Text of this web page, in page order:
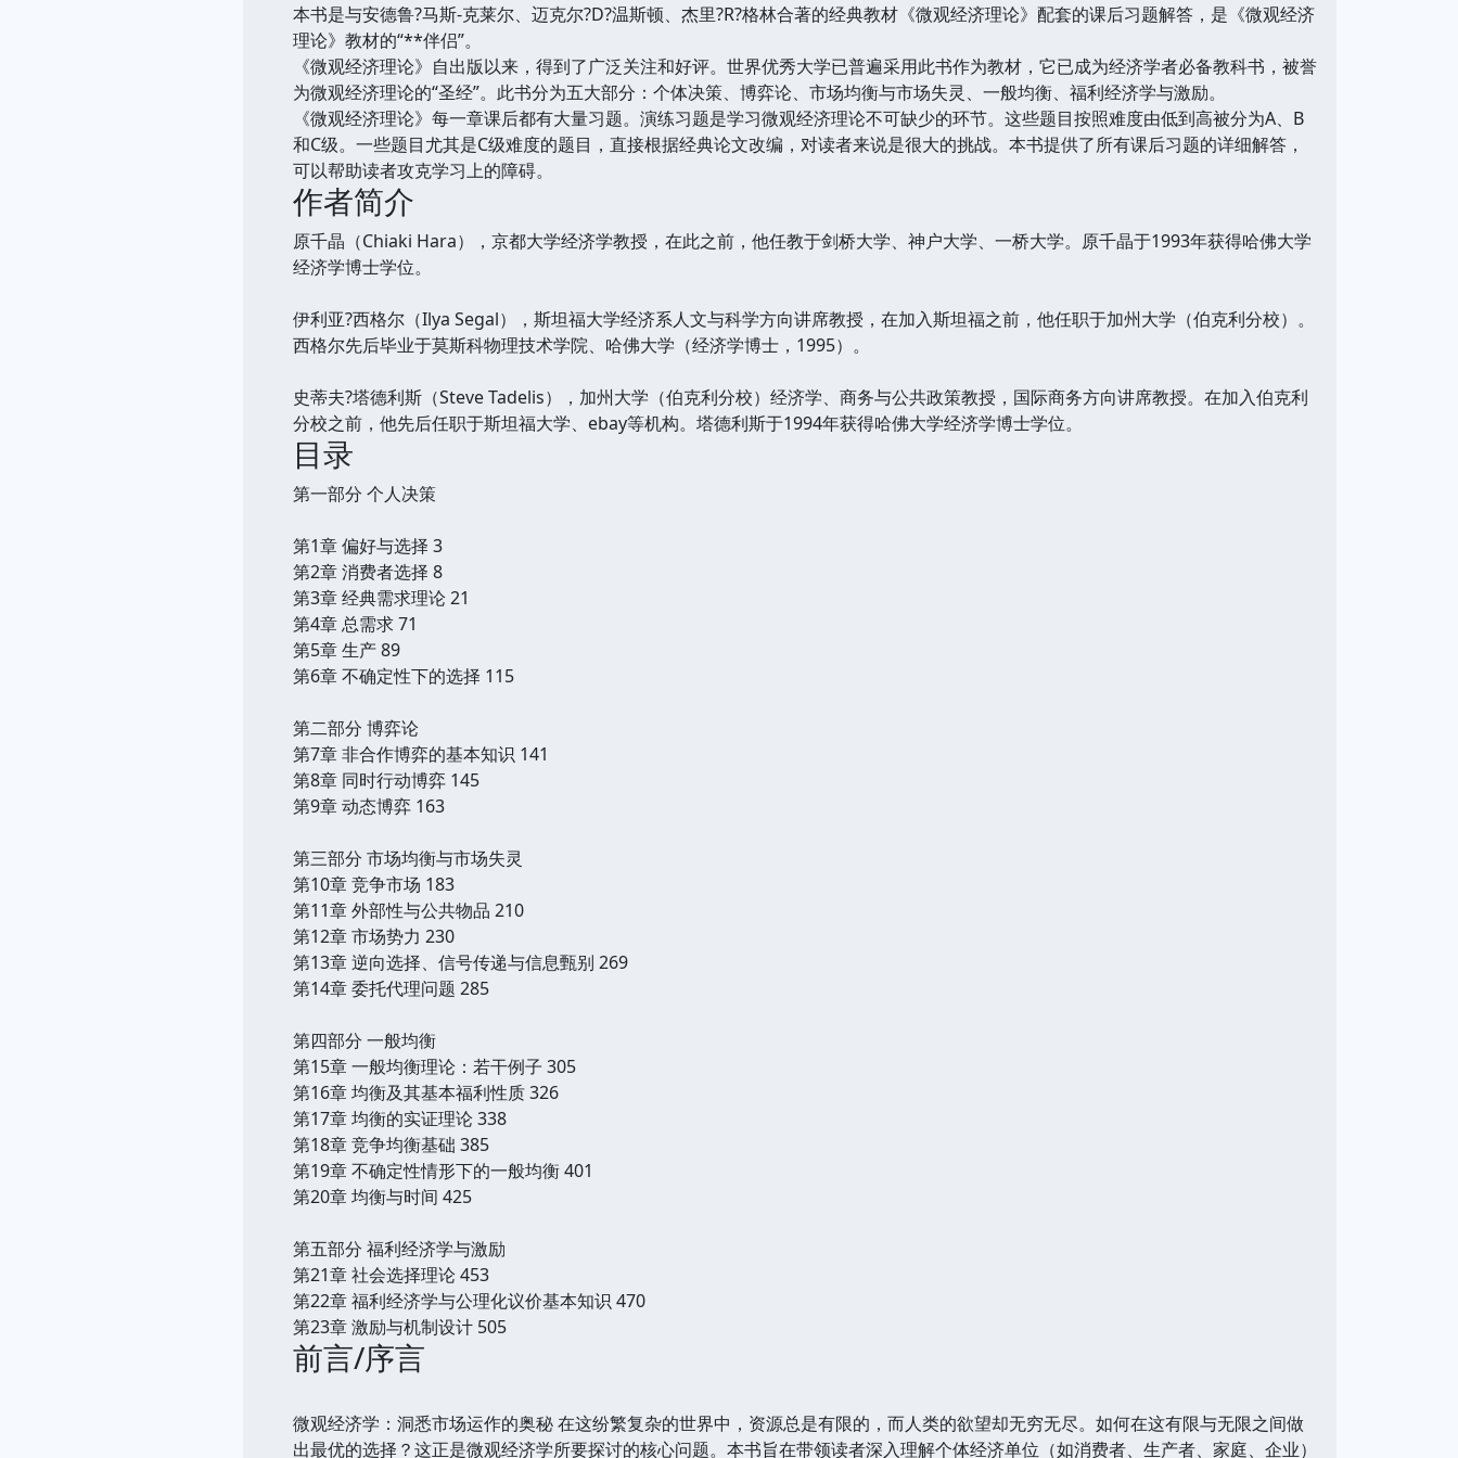
本书是与安德鲁?马斯-克莱尔、迈克尔?D?温斯顿、杰里?R?格林合著的经典教材《微观经济理论》配套的课后习题解答，是《微观经济
理论》教材的“**伴侣”。
《微观经济理论》自出版以来，得到了广泛关注和好评。世界优秀大学已普遍采用此书作为教材，它已成为经济学者必备教科书，被誉
为微观经济理论的“圣经”。此书分为五大部分：个体决策、博弈论、市场均衡与市场失灵、一般均衡、福利经济学与激励。
《微观经济理论》每一章课后都有大量习题。演练习题是学习微观经济理论不可缺少的环节。这些题目按照难度由低到高被分为A、B
和C级。一些题目尤其是C级难度的题目，直接根据经典论文改编，对读者来说是很大的挑战。本书提供了所有课后习题的详细解答，
可以帮助读者攻克学习上的障碍。
作者简介
原千晶（Chiaki Hara），京都大学经济学教授，在此之前，他任教于剑桥大学、神户大学、一桥大学。原千晶于1993年获得哈佛大学
经济学博士学位。
伊利亚?西格尔（Ilya Segal），斯坦福大学经济系人文与科学方向讲席教授，在加入斯坦福之前，他任职于加州大学（伯克利分校）。
西格尔先后毕业于莫斯科物理技术学院、哈佛大学（经济学博士，1995）。
史蒂夫?塔德利斯（Steve Tadelis），加州大学（伯克利分校）经济学、商务与公共政策教授，国际商务方向讲席教授。在加入伯克利
分校之前，他先后任职于斯坦福大学、ebay等机构。塔德利斯于1994年获得哈佛大学经济学博士学位。
目录
第一部分 个人决策
第1章 偏好与选择 3
第2章 消费者选择 8
第3章 经典需求理论 21
第4章 总需求 71
第5章 生产 89
第6章 不确定性下的选择 115
第二部分 博弈论
第7章 非合作博弈的基本知识 141
第8章 同时行动博弈 145
第9章 动态博弈 163
第三部分 市场均衡与市场失灵
第10章 竞争市场 183
第11章 外部性与公共物品 210
第12章 市场势力 230
第13章 逆向选择、信号传递与信息甄别 269
第14章 委托代理问题 285
第四部分 一般均衡
第15章 一般均衡理论：若干例子 305
第16章 均衡及其基本福利性质 326
第17章 均衡的实证理论 338
第18章 竞争均衡基础 385
第19章 不确定性情形下的一般均衡 401
第20章 均衡与时间 425
第五部分 福利经济学与激励
第21章 社会选择理论 453
第22章 福利经济学与公理化议价基本知识 470
第23章 激励与机制设计 505
前言/序言
微观经济学：洞悉市场运作的奥秘 在这纷繁复杂的世界中，资源总是有限的，而人类的欲望却无穷无尽。如何在这有限与无限之间做
出最优的选择？这正是微观经济学所要探讨的核心问题。本书旨在带领读者深入理解个体经济单位（如消费者、生产者、家庭、企业）